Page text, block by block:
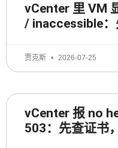
vCenter 里 VM
/ inaccessible：
贾克斯 2026-07-25
vCenter 报 no
503：先查证书